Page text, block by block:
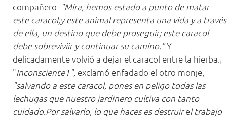
compañero: "Mira, hemos estado a punto de matar
este caracol,y este animal representa una vida y a través
de ella, un destino que debe proseguir; este caracol
debe sobreviviir y continuar su camino."Y
delicadamente volvió a dejar el caracol entre la hierba.¡
"Inconsciente1", exclamó enfadado el otro monje,
"salvando a este caracol, pones en peligo todas las
lechugas que nuestro jardinero cultiva con tanto
cuidado.Por salvarlo, lo que haces es destruirel trabajo